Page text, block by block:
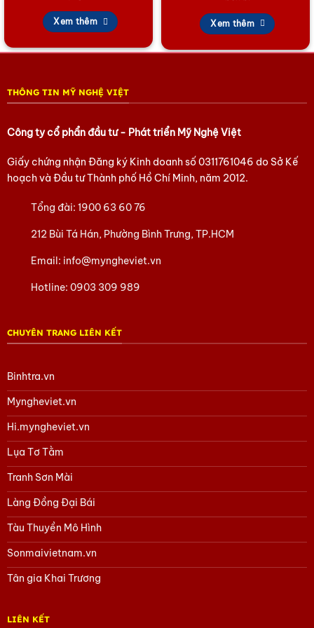
Tham khảo các sản phẩm Làng Đồng Đại Báitại đây
Tham khảo các sản phẩm quà Doanh Nghiệp khác
Tham khảo các sản phẩm khác
Xem thêm Xem thêm
THÔNG TIN MỸ NGHỆ VIỆT
Công ty cổ phẩn đầu tư - Phát triển Mỹ Nghệ Việt
Giấy chứng nhận Đăng ký Kinh doanh số0311761046 do Sở Kế
hoạch và Đầu tư Thành phố Hồ Chí Minh, năm 2012.
Tổng đài:1900 63 60 76
212 Bùi Tá Hán, Phường Bình Trưng, TP.HCM
Email: info@myngheviet.vn
Hotline:0903 309 989
CHUYÊN TRANG LIÊN KẾT
Binhtra.vn
Myngheviet.vn
Hi.myngheviet.vn
Lụa Tơ Tằm
Tranh Sơn Mài
Làng Đồng Đại Bái
Tàu Thuyền Mô Hình
Sonmaivietnam.vn
Tân gia Khai Trương
LIÊN KẾT